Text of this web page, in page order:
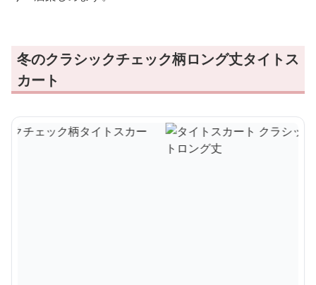
冬のクラシックチェック柄ロング丈タイトス
カート